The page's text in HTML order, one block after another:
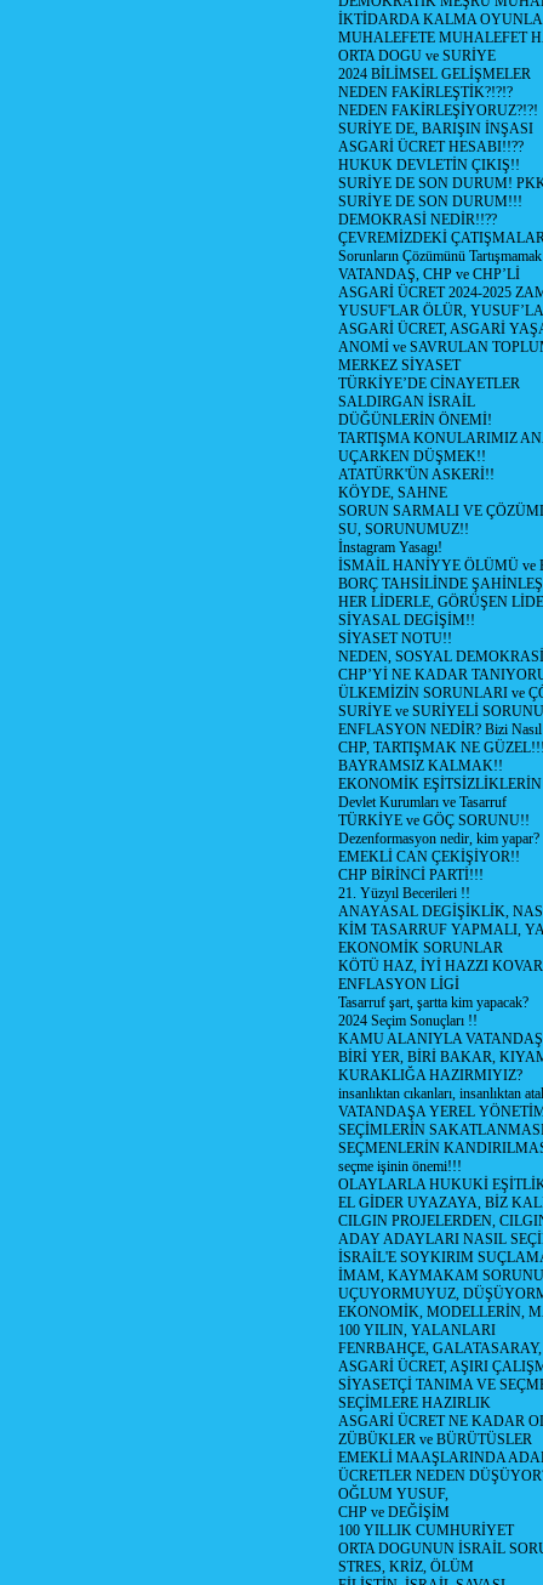
İKTİDARDA KALMA
MUHALEFETE MUHALEFET
ORTA DOGU ve SURİYE
2024 BİLİMSEL GELİŞMELER
NEDEN FAKİRLEŞTİK?!?!?
NEDEN FAKİRLEŞİYORUZ?!?!
SURİYE DE, BARIŞIN İNŞASI
ASGARİ ÜCRET HESABI!!??
HUKUK DEVLETİN ÇIKIŞ!!
SURİYE DE SON DURUM!
SURİYE DE SON DURUM!!!
DEMOKRASİ NEDİR!!??
ÇEVREMİZDEKİ
Sorunların Çözümünü
VATANDAŞ, CHP ve CHP’Lİ
ASGARİ ÜCRET 2024-2025
YUSUF'LAR ÖLÜR,
ASGARİ ÜCRET, ASGARİ
ANOMİ ve SAVRULAN
MERKEZ SİYASET
TÜRKİYE’DE CİNAYETLER
SALDIRGAN İSRAİL
DÜĞÜNLERİN ÖNEMİ!
TARTIŞMA KONULARIMIZ
UÇARKEN DÜŞMEK!!
ATATÜRK'ÜN ASKERİ!!
KÖYDE, SAHNE
SORUN SARMALI VE
SU, SORUNUMUZ!!
İnstagram Yasagı!
İSMAİL HANİYYE ÖLÜMÜ ve
BORÇ TAHSİLİNDE
HER LİDERLE, GÖRÜŞEN
SİYASAL DEGİŞİM!!
SİYASET NOTU!!
NEDEN, SOSYAL
CHP’Yİ NE KADAR
ÜLKEMİZİN SORUNLARI ve
SURİYE ve SURİYELİ
ENFLASYON NEDİR? Bizi
CHP, TARTIŞMAK NE
BAYRAMSIZ KALMAK!!
EKONOMİK
Devlet Kurumları ve Tasarruf
TÜRKİYE ve GÖÇ SORUNU!!
Dezenformasyon nedir, kim yapar?
EMEKLİ CAN ÇEKİŞİYOR!!
CHP BİRİNCİ PARTİ!!!
21. Yüzyıl Becerileri !!
ANAYASAL DEGİŞİKLİK,
KİM TASARRUF YAPMALI,
EKONOMİK SORUNLAR
KÖTÜ HAZ, İYİ HAZZI
ENFLASYON LİGİ
Tasarruf şart, şartta kim yapacak?
2024 Seçim Sonuçları !!
KAMU ALANIYLA
BİRİ YER, BİRİ BAKAR,
KURAKLIĞA HAZIRMIYIZ?
insanlıktan cıkanları, insanlıktan
VATANDAŞA YEREL
SEÇİMLERİN
SEÇMENLERİN
seçme işinin önemi!!!
OLAYLARLA HUKUKİ
EL GİDER UYAZAYA, BİZ
CILGIN PROJELERDEN,
ADAY ADAYLARI NASIL
İSRAİL'E SOYKIRIM
İMAM, KAYMAKAM SORUNU
UÇUYORMUYUZ,
EKONOMİK, MODELLERİN,
100 YILIN, YALANLARI
FENRBAHÇE,
ASGARİ ÜCRET, AŞIRI
SİYASETÇİ TANIMA VE
SEÇİMLERE HAZIRLIK
ASGARİ ÜCRET NE KADAR
ZÜBÜKLER ve BÜRÜTÜSLER
EMEKLİ MAAŞLARINDA
ÜCRETLER NEDEN
OĞLUM YUSUF,
CHP ve DEĞİŞİM
100 YILLIK CUMHURİYET
ORTA DOGUNUN İSRAİL
STRES, KRİZ, ÖLÜM